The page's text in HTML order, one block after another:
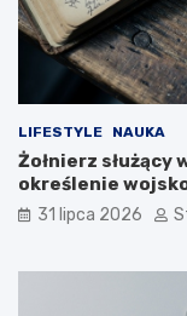
LIFESTYLE NAUKA
Żołnierz służący
określenie
31 lipca 2026